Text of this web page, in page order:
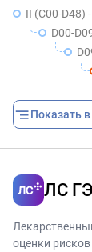
II (C00-
D00-
Показать
ЛС
оценки